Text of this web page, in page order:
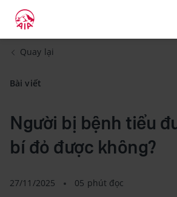
Quay lại
Bài viết
Người bị bệnh tiểu
bí đỏ được không?
27/11/2025 05 phút đọc